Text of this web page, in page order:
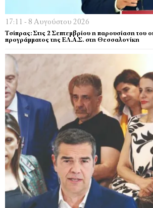
17:11 - 8 Αυγούστου 2026
Τσίπρας: Στις 2 Σεπτεμβρίου η παρουσίαση του
προγράμματος της ΕΛ.Α.Σ. στη Θεσσαλονίκη